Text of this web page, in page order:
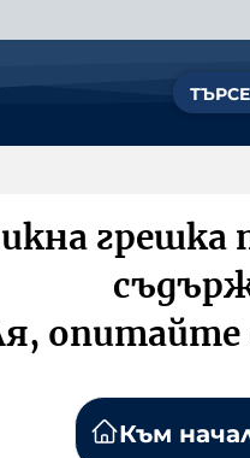
грешка
опитайте
Към